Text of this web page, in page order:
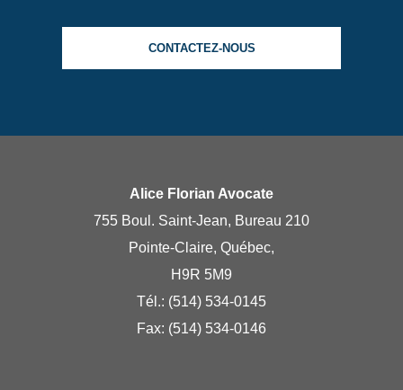
CONTACTEZ-NOUS
Alice Florian Avocate
755 Boul. Saint-Jean, Bureau 210
Pointe-Claire, Québec,
H9R 5M9
Tél.: (514) 534-0145
Fax: (514) 534-0146